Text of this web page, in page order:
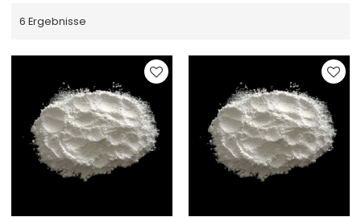
6 Ergebnisse